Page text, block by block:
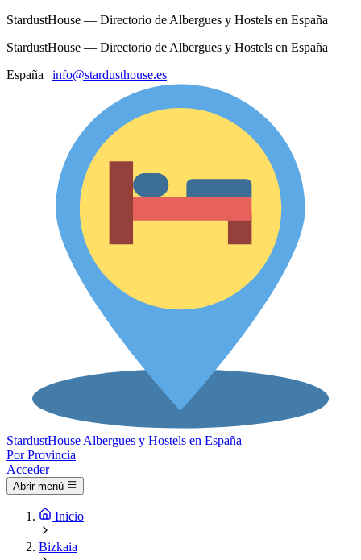
StardustHouse — Directorio de Albergues y Hostels en España
StardustHouse — Directorio de Albergues y Hostels en España
España | info@stardusthouse.es
StardustHouse Albergues y Hostels en España
Por Provincia
Acceder
Abrir menú
Inicio
Bizkaia